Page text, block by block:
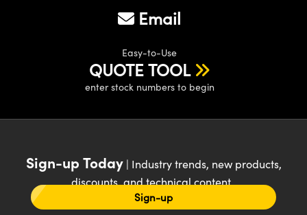
Email
Easy-to-Use
QUOTE TOOL
enter stock numbers to begin
Sign-up Today| Industry trends, new products,
discounts, and technical content
Sign-up